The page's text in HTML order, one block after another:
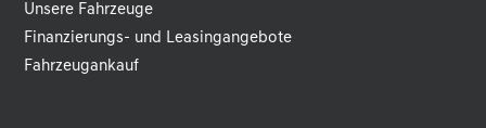
Unsere Fahrzeuge
Finanzierungs- und Leasingangebote
Fahrzeugankauf